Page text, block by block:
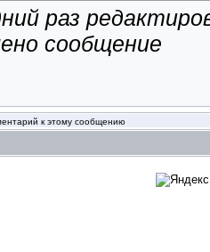
раз
сообщение
к этому сообщению